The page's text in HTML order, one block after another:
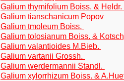
Galium thymifolium Boiss. & Heldr.
Galium tianschanicum Popov
Galium tmoleum Boiss.
Galium tolosianum Boiss. &
Galium valantioides M.Bieb.
Galium vartanii Grossh.
Galium werdermannii Standl.
Galium xylorrhizum Boiss. &